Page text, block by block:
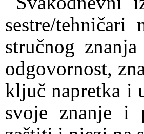
sestre/tehničari
stručnog
odgovornost,
ključ napretka i
svoje znanje i